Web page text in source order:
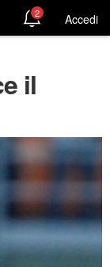
2 Accedi
il